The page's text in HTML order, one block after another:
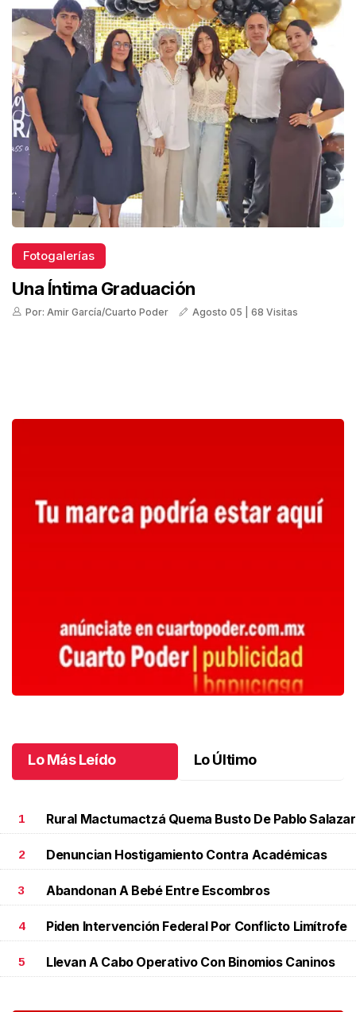
Fotogalerías
Una Íntima Graduación
Por: Amir García/Cuarto Poder Agosto 05 | 68 Visitas
Lo Más Leído Lo Último
1 Rural Mactumactzá Quema Busto De Pablo Salazar
2 Denuncian Hostigamiento Contra Académicas
3 Abandonan A Bebé Entre Escombros
4 Piden Intervención Federal Por Conflicto Limítrofe
5 Llevan A Cabo Operativo Con Binomios Caninos